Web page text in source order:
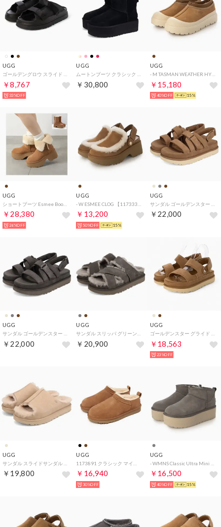
UGG
￥8,767
33%OFF
UGG
￥30,800
UGG
- M TASMAN WEATHER HYBRID 【1144096-CWTC】 （chestnut / whitecap）
￥15,180
40%OFF 15%
UGG
￥28,380
26%OFF
UGG
￥13,200
50%OFF 15%
UGG
￥22,000
UGG
￥22,000
UGG
￥20,900
UGG
￥18,563
23%OFF
UGG
￥19,800
UGG
￥16,940
30%OFF
UGG
￥16,500
40%OFF 15%